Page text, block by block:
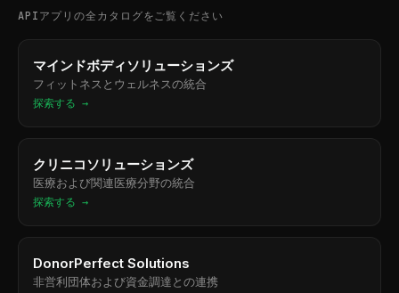
APIアプリの全カタログをご覧ください
マインドボディソリューションズ
フィットネスとウェルネスの統合
探索する →
クリニコソリューションズ
医療および関連医療分野の統合
探索する →
DonorPerfect Solutions
非営利団体および資金調達との連携